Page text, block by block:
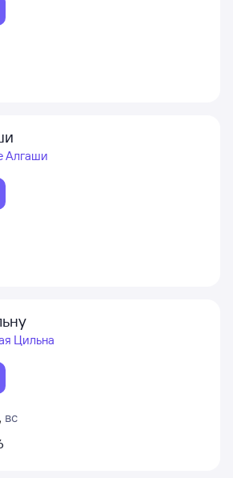
Алгаши
Цильна
, вс